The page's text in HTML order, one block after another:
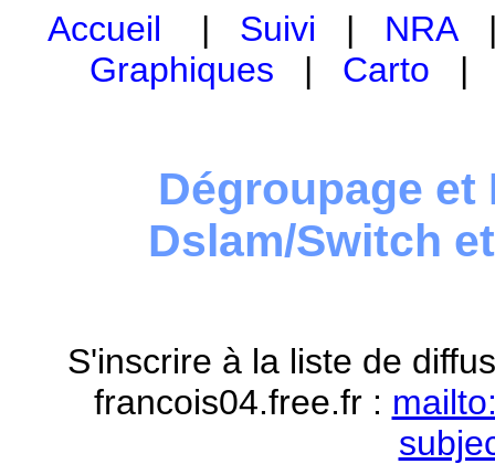
Accueil | Suivi | NRA
Graphiques | Carto
Dégroupage et
Dslam/Switch
S'inscrire à la liste de
francois04.free.fr :